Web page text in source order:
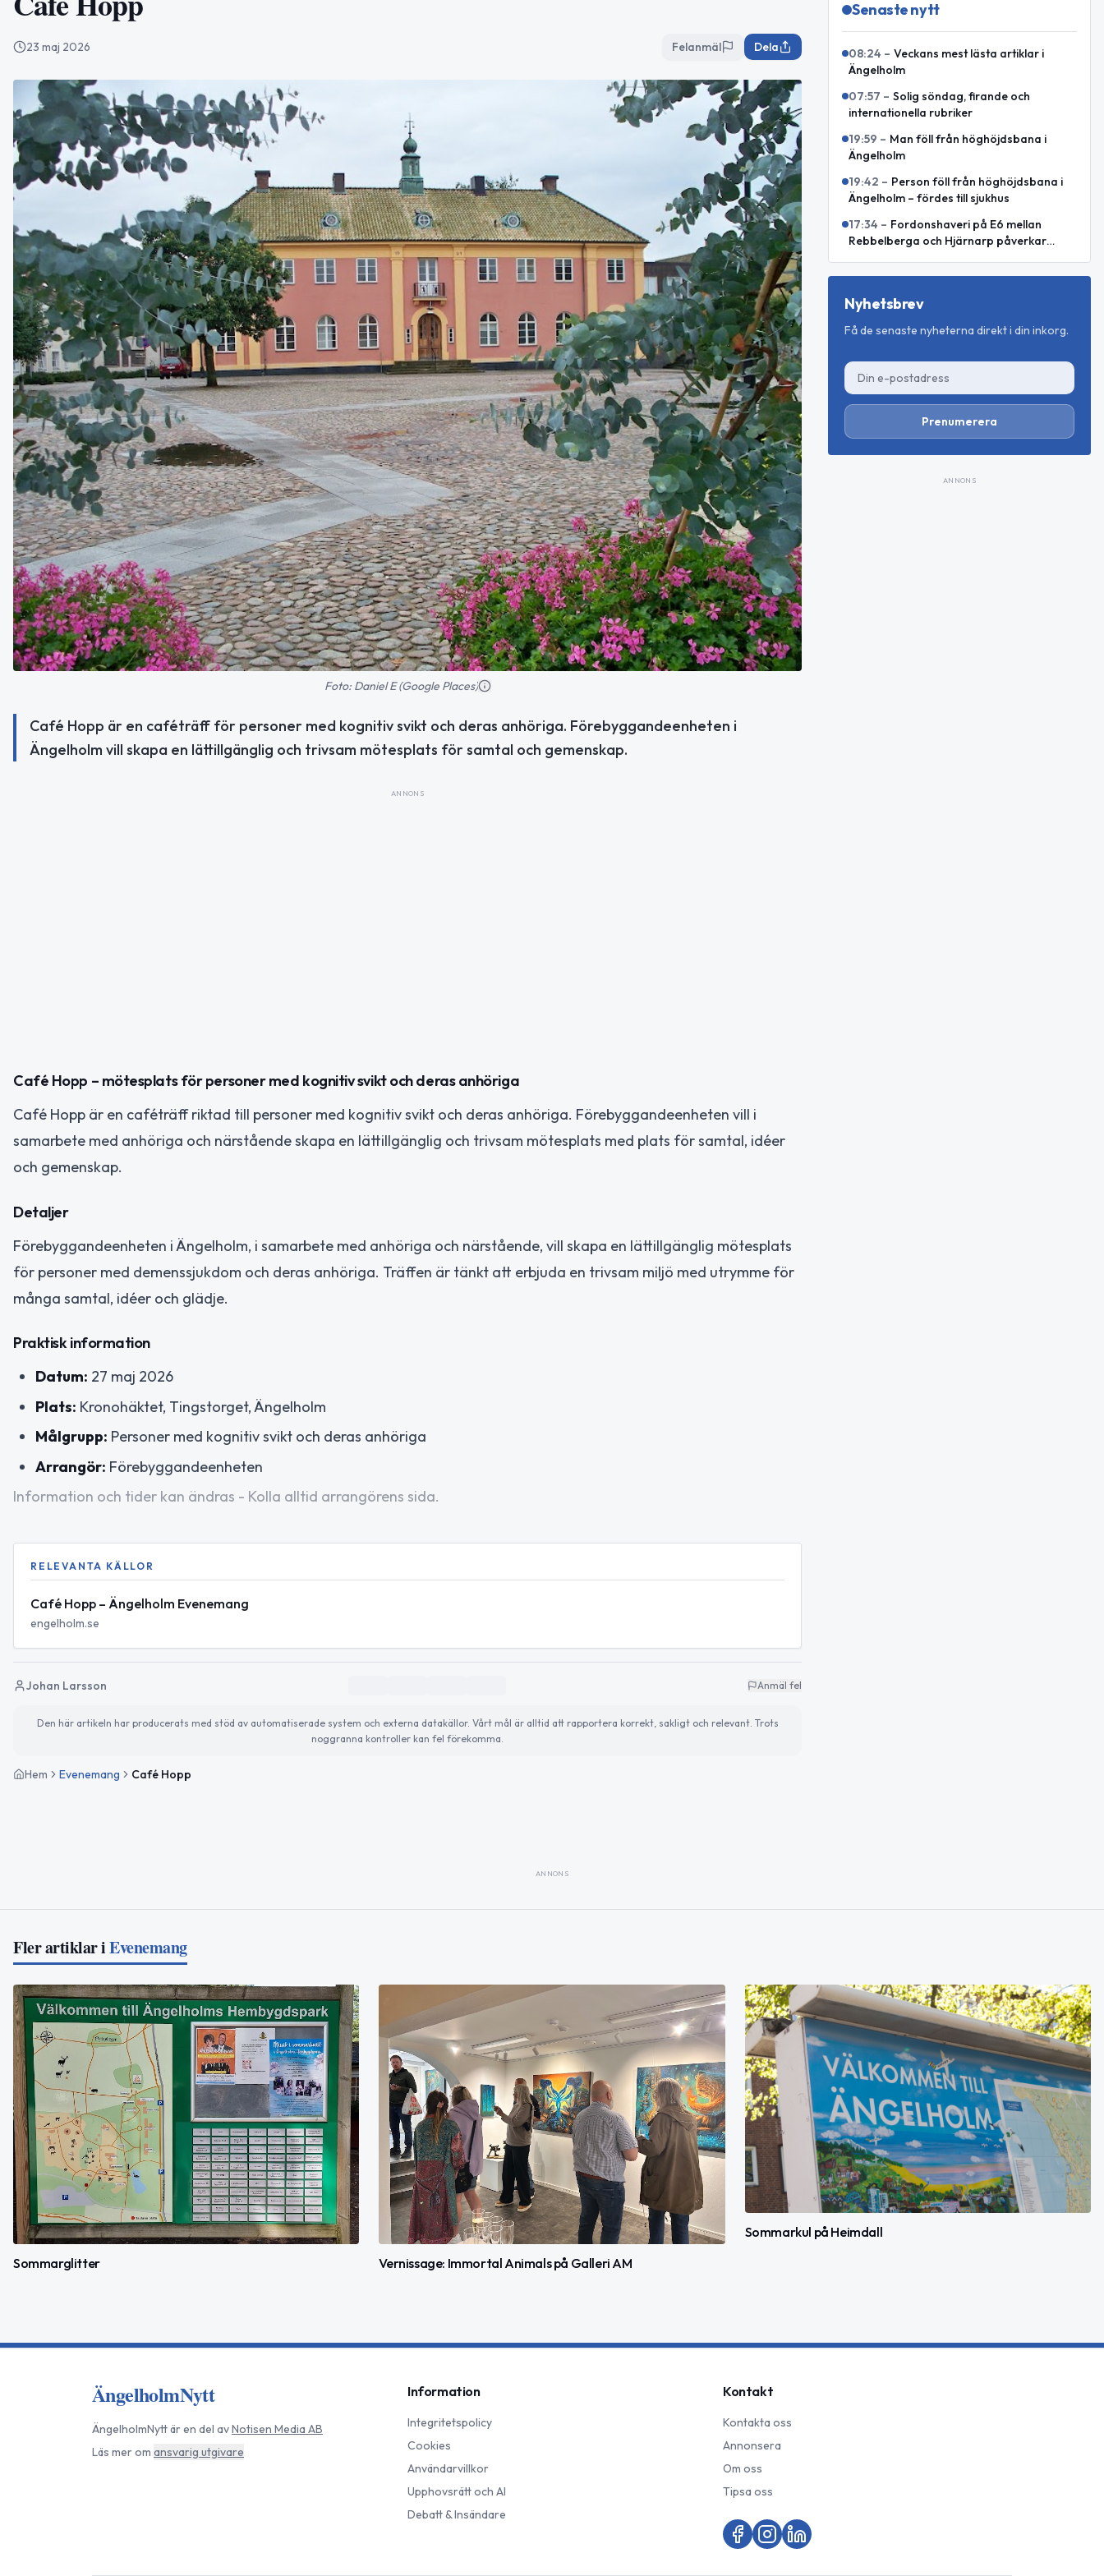
23 maj 2026 Felanmäl Dela
Foto: Daniel E (Google Places)
Café Hopp är en caféträff för personer med kognitiv svikt och deras anhöriga. Förebyggandeenheten i
Ängelholm vill skapa en lättillgänglig och trivsam mötesplats för samtal och gemenskap.
ANNONS
Café Hopp – mötesplats för personer med kognitiv svikt och deras anhöriga
Café Hopp är en caféträff riktad till personer med kognitiv svikt och deras anhöriga. Förebyggandeenheten vill i
samarbete med anhöriga och närstående skapa en lättillgänglig och trivsam mötesplats med plats för samtal, idéer
och gemenskap.
Detaljer
Förebyggandeenheten i Ängelholm, i samarbete med anhöriga och närstående, vill skapa en lättillgänglig mötesplats
för personer med demenssjukdom och deras anhöriga. Träffen är tänkt att erbjuda en trivsam miljö med utrymme för
många samtal, idéer och glädje.
Praktisk information
Datum: 27 maj 2026
Plats: Kronohäktet, Tingstorget, Ängelholm
Målgrupp: Personer med kognitiv svikt och deras anhöriga
Arrangör: Förebyggandeenheten
Information och tider kan ändras - Kolla alltid arrangörens sida.
RELEVANTA KÄLLOR
Café Hopp – Ängelholm Evenemang
engelholm.se
Johan Larsson Anmäl fel
Den här artikeln har producerats med stöd av automatiserade system och externa datakällor. Vårt mål är alltid att rapportera korrekt, sakligt och relevant. Trots
noggranna kontroller kan fel förekomma.
Hem Evenemang Café Hopp
Senaste nytt
08:24 – Veckans mest lästa artiklar i
Ängelholm
07:57 – Solig söndag, firande och
internationella rubriker
19:59 – Man föll från höghöjdsbana i
Ängelholm
19:42 – Person föll från höghöjdsbana i
Ängelholm – fördes till sjukhus
17:34 – Fordonshaveri på E6 mellan
Rebbelberga och Hjärnarp påverkar
Nyhetsbrev
Få de senaste nyheterna direkt i din inkorg.
Prenumerera
ANNONS
ANNONS
Fler artiklar iEvenemang
Sommarglitter Vernissage: Immortal Animals på Galleri AM
Sommarkul på Heimdall
ÄngelholmNytt
ÄngelholmNyttär en del avNotisen Media AB
Läs mer om ansvarig utgivare
Information
Integritetspolicy
Cookies
Användarvillkor
Upphovsrätt och AI
Debatt & Insändare
Kontakt
Kontakta oss
Annonsera
Om oss
Tipsa oss